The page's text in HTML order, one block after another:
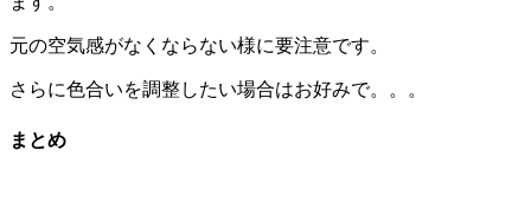
元の空気感がなくならない様に要注意です。
さらに色合いを調整したい場合はお好みで。。。
まとめ